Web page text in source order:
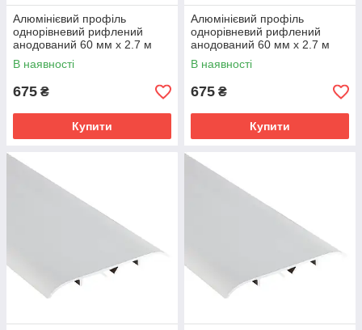
Алюмінієвий профіль
однорівневий рифлений
анодований 60 мм х 2.7 м
золото
В наявності
675 ₴
Купити
Алюмінієвий профіль
однорівневий рифлений
анодований 60 мм х 2.7 м
бронза
В наявності
675 ₴
Купити